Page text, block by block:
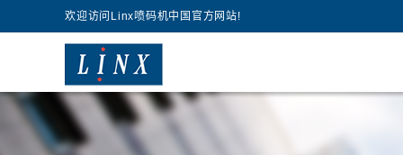
欢迎访问Linx喷码机中国官方网站!